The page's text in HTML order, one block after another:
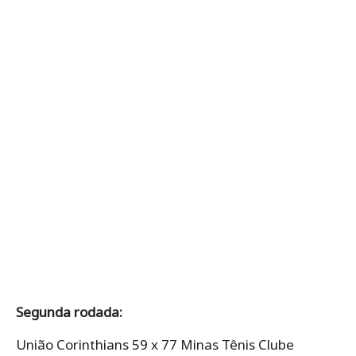
Segunda rodada:
União Corinthians 59 x 77 Minas Tênis Clube